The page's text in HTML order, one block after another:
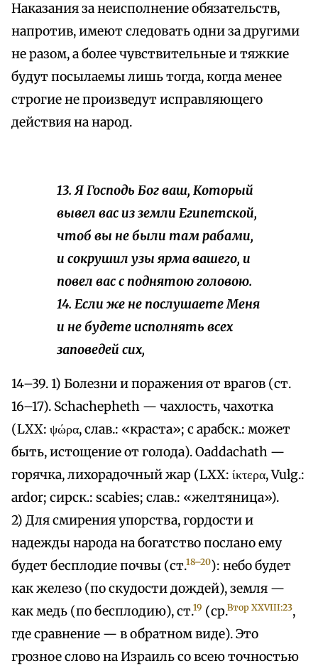
Наказания за неисполнение обязательств,
напротив, имеют следовать одни за другими
не разом, а более чувствительные и тяжкие
будут посылаемы лишь тогда, когда менее
строгие не произведут исправляющего
действия на народ.
13. Я Господь Бог ваш, Который
вывел вас из земли Египетской,
чтоб вы не были там рабами,
и сокрушил узы ярма вашего, и
повел вас с поднятою головою.
14. Если же не послушаете Меня
и не будете исполнять всех
заповедей сих,
14–39. 1) Болезни и поражения от врагов (ст.
16–17). Schachepheth — чахлость, чахотка
(LXX: ψώρα, слав.: «краста»; с арабск.: может
быть, истощение от голода). Oaddachath —
горячка, лихорадочный жар (LXX: ίκτερα, Vulg.:
ardor; сирск.: scabies; слав.: «желтяница»).
2) Для смирения упорства, гордости и
надежды народа на богатство послано ему
будет бесплодие почвы (ст.18–20): небо будет
как железо (по скудости дождей), земля —
как медь (по бесплодию), ст.19 (ср.Втор XXVIII:23,
где сравнение — в обратном виде). Это
грозное слово на Израиль со всею точностью